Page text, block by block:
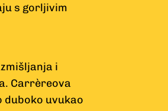
s gorljivim
i
Carrèreova
duboko uvukao